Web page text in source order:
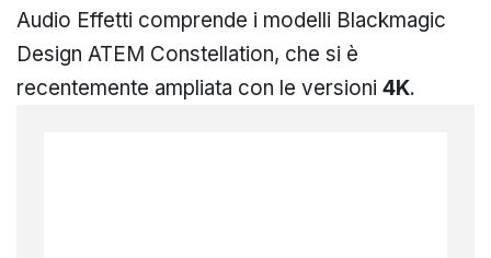
Audio Effetti comprende i modelli Blackmagic
Design ATEM Constellation, che si è
recentemente ampliata con le versioni 4K.